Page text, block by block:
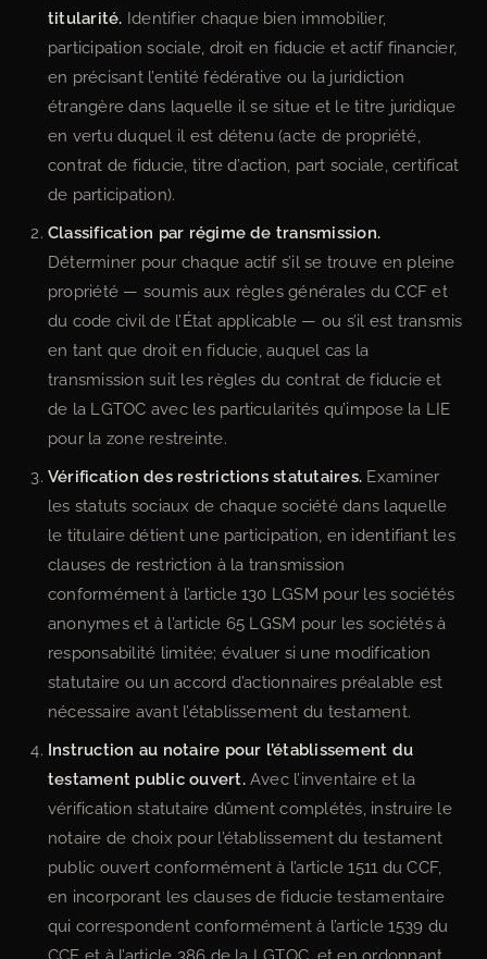
titularité. Identifier chaque bien immobilier,
participation sociale, droit en fiducie et actif financier,
en précisant l’entité fédérative ou la juridiction
étrangère dans laquelle il se situe et le titre juridique
en vertu duquel il est détenu (acte de propriété,
contrat de fiducie, titre d’action, part sociale, certificat
de participation).
Classification par régime de transmission.
Déterminer pour chaque actif s’il se trouve en pleine
propriété — soumis aux règles générales du CCF et
du code civil de l’État applicable — ou s’il est transmis
en tant que droit en fiducie, auquel cas la
transmission suit les règles du contrat de fiducie et
de la LGTOC avec les particularités qu’impose la LIE
pour la zone restreinte.
Vérification des restrictions statutaires. Examiner
les statuts sociaux de chaque société dans laquelle
le titulaire détient une participation, en identifiant les
clauses de restriction à la transmission
conformément à l’article 130 LGSM pour les sociétés
anonymes et à l’article 65 LGSM pour les sociétés à
responsabilité limitée; évaluer si une modification
statutaire ou un accord d’actionnaires préalable est
nécessaire avant l’établissement du testament.
Instruction au notaire pour l’établissement du
testament public ouvert.Avec l’inventaire et la
vérification statutaire dûment complétés, instruire le
notaire de choix pour l’établissement du testament
public ouvert conformément à l’article 1511 du CCF,
en incorporant les clauses de fiducie testamentaire
qui correspondent conformément à l’article 1539 du
CCF et à l’article 386 de la LGTOC, et en ordonnant